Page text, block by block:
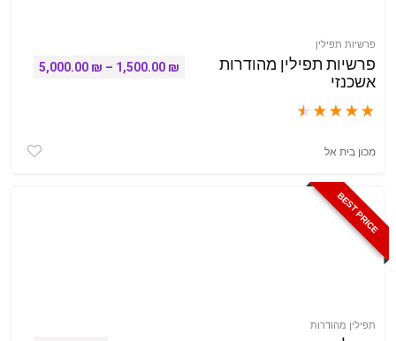
פרשיות תפילין
פרשיות תפילין מהודרות
אשכנזי
★
★
★
★
★
1,500.00 ₪
–
5,000.00 ₪ טווח מחירים:
מכון בית אל
BEST PRICE
תפילין מהודרות